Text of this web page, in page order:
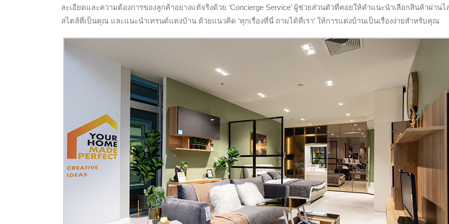
ละเอียดและความต้องการของลูกค้าอย่างแท้จริงด้วย ‘Concierge Service’ ผู้ช่วยส่วนตัวที่คอยให้คำแนะนำเลือกสินค้าผ่านไ
สไตล์ที่เป็นคุณ และแนะนำเทรนด์แต่งบ้าน ด้วยแนวคิด ‘ทุกเรื่องที่นี่ ถามได้ที่เรา’ ให้การแต่งบ้านเป็นเรื่องง่ายสำหรับคุณ